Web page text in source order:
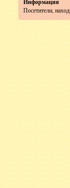
Информация
Посетители,